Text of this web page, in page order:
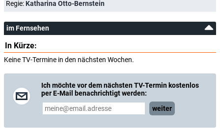
Regie: Katharina Otto-Bernstein
im Fernsehen
In Kürze:
Keine TV-Termine in den nächsten Wochen.
Ich möchte vor dem nächsten TV-Termin kostenlos
per E-Mail benachrichtigt werden:
weiter